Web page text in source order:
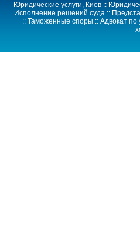
Юридические услуги, Киев ::
Исполнение решений суда ::
:: Таможенные споры :: Адвокат по